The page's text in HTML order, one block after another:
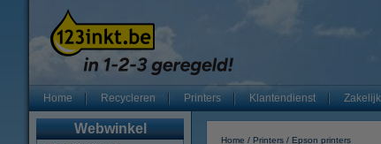
Home Recycleren Printers Klantendienst Zakelijk
Webwinkel
Home Printers Epson printers